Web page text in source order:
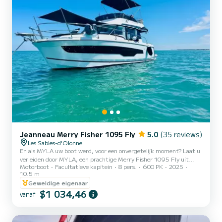
Jeanneau Merry Fisher 1095 Fly 5.0 (35 reviews)
Les Sables-d'Olonne
En als MYLA uw boot werd, voor een onvergetelijk moment? Laat u
verleiden door MYLA, een prachtige Merry Fisher 1095 Fly uit
2025, voor een unieke ervaring op zee. Of het nu gaat om een
bijzondere nacht aan de kade, een dag varen langs onze prachtige
kustlijn, of een cruise naar Bretagne of het Bassin d'Arcachon,
MYLA staat voor u klaar. Uitgerust met twee Yamaha-motoren
van 300 pk die nauwkeurig worden bestuurd met behulp van de
vaar...
Motorboot Facultatieve kapitein 8 pers. 600 PK
2025
10.5 m
Geweldige eigenaar
vanaf $1 034,46